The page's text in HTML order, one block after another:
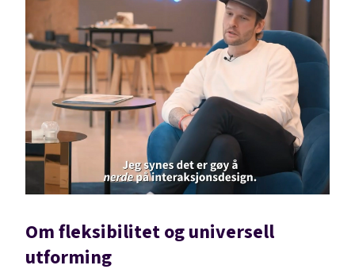
Om fleksibilitet og universell
utforming